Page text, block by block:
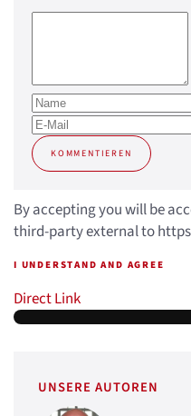
KOMMENTIEREN
By accepting you will be
third-party external to
I UNDERSTAND AND AGREE
Direct Link
UNSERE AUTOREN